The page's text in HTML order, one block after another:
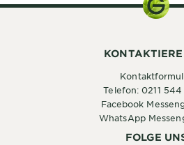
Telefon: 0211 544
Facebook
WhatsApp
FOLGE